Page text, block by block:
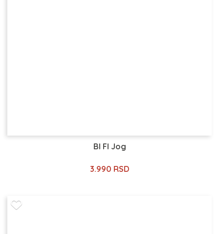
Bl Fl Jog
3.990 RSD